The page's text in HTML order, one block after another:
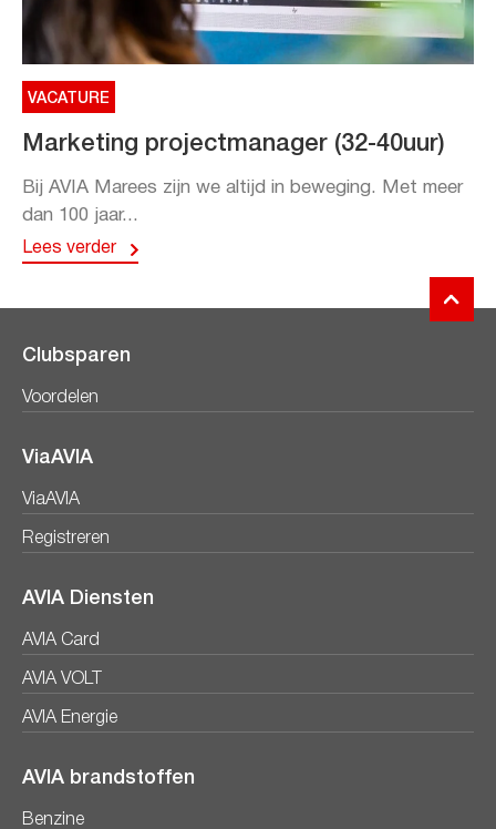
VACATURE
Marketing projectmanager (32-40uur)
Bij AVIA Marees zijn we altijd in beweging. Met meer
dan 100 jaar...
Lees verder
Clubsparen
Voordelen
ViaAVIA
ViaAVIA
Registreren
AVIA Diensten
AVIA Card
AVIA VOLT
AVIA Energie
AVIA brandstoffen
Benzine